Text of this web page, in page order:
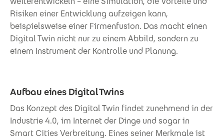
Risiken einer Entwicklung aufzeigen kann,
beispielsweise einer Firmenfusion. Das macht einen
Digital Twin nicht nur zu einem Abbild, sondern zu
einem Instrument der Kontrolle und Planung.
Aufbau eines Digital Twins
Das Konzept des Digital Twin findet zunehmend in der
Industrie 4.0, im Internet der Dinge und sogar in
Smart Cities Verbreitung. Eines seiner Merkmale ist